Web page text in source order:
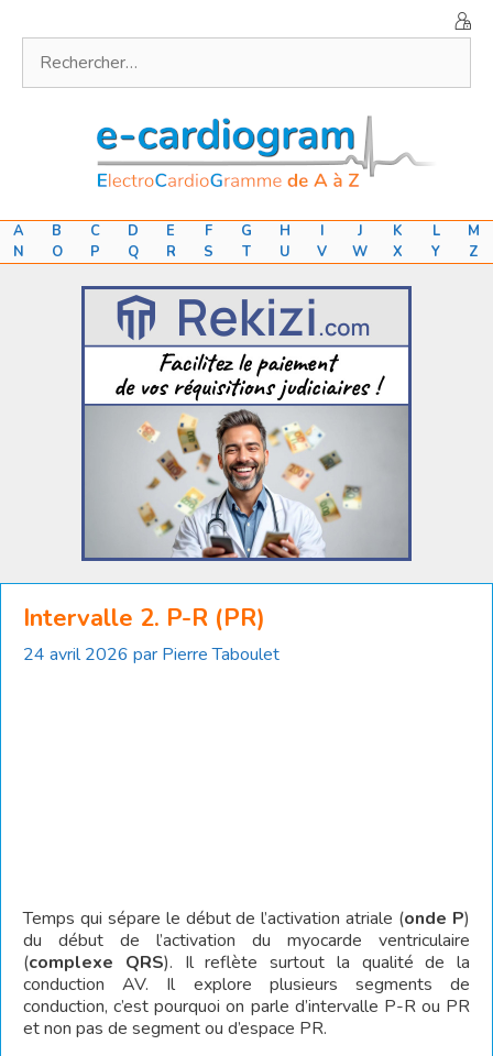
contenu
A B C D E F G H I J K L
M
N
O P Q R S T U V W X Y Z
Intervalle 2. P-R (PR)
24 avril 2026 par Pierre Taboulet
Temps qui sépare le début de l’activation atriale (onde P)
du début de l’activation du myocarde ventriculaire
(complexe QRS). Il reflète surtout la qualité de la
conduction AV. Il explore plusieurs segments de
conduction, c’est pourquoi on parle d’intervalle P-R ou PR
et non pas de segment ou d’espace PR.